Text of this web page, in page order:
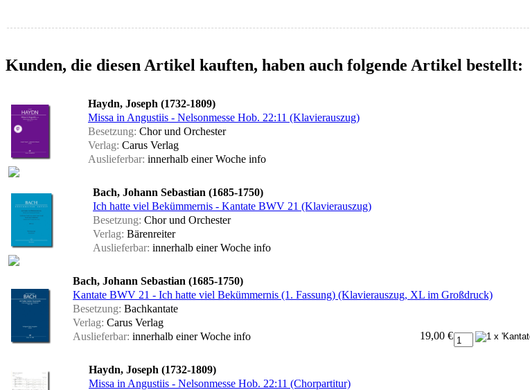
Kunden, die diesen Artikel kauften, haben auch folgende Artikel bestellt:
Haydn, Joseph (1732-1809)
Missa in Angustiis - Nelsonmesse Hob. 22:11 (Klavierauszug)
Besetzung: Chor und Orchester
Verlag: Carus Verlag
Auslieferbar: innerhalb einer Woche info
Bach, Johann Sebastian (1685-1750)
Ich hatte viel Bekümmernis - Kantate BWV 21 (Klavierauszug)
Besetzung: Chor und Orchester
Verlag: Bärenreiter
Auslieferbar: innerhalb einer Woche info
Bach, Johann Sebastian (1685-1750)
Kantate BWV 21 - Ich hatte viel Bekümmernis (1. Fassung) (Klavierauszug, XL im Großdruck)
Besetzung: Bachkantate
Verlag: Carus Verlag
Auslieferbar: innerhalb einer Woche info
19,00 €
Haydn, Joseph (1732-1809)
Missa in Angustiis - Nelsonmesse Hob. 22:11 (Chorpartitur)